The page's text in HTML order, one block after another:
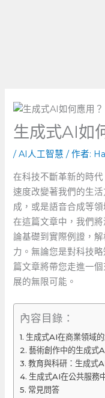
生成式AI如
/AI人工智慧 / 作者:
在科技不斷革新的時
速度改變著我們的生
成，或是語音合成等
在這篇文章中，我們
論基礎到實際例證，
力。無論您是對科技
篇文章將帶您走進一
展的無限可能。
內容目錄：
生成式AI在商業領域
藝術創作中的生成式
教育與科研：生成式
生成式AI在公共服務
常見問答